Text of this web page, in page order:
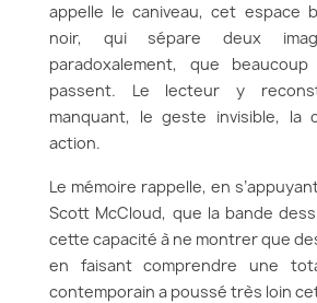
appelle le caniveau, cet espace
noir, qui sépare deux
paradoxalement, que
passent. Le lecteur y
manquant, le geste invisible, la
action.
Le mémoire rappelle, en
Scott McCloud, que la bande
cette capacité à ne montrer que
en faisant comprendre une
contemporain a poussé très loin cet